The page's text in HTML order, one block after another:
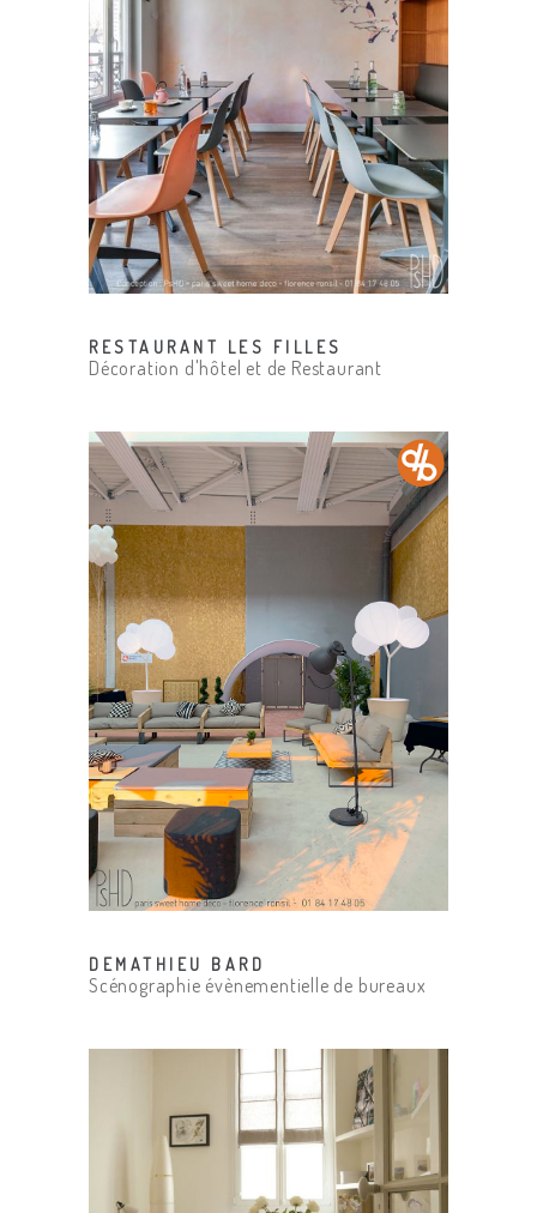
RESTAURANT LES FILLES
Décoration d'hôtel et de Restaurant
DEMATHIEU BARD
Scénographie évènementielle de bureaux